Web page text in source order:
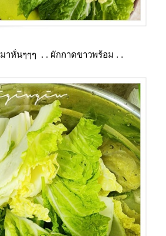
าหั่นๆๆๆ . . ผักกาดขาวพร้อม . .